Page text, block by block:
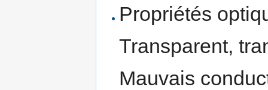
Propriétés
Transparent,
Mauvais